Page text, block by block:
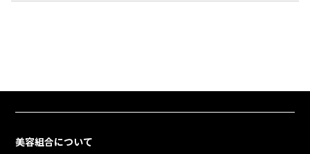
美容組合について